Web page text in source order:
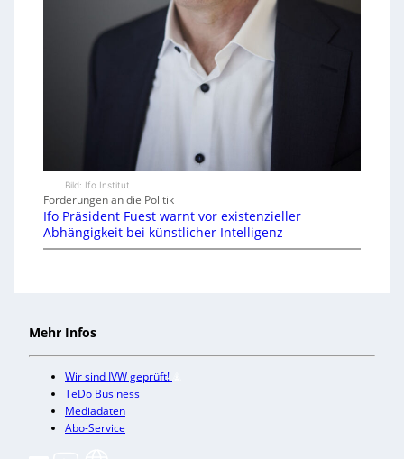
Bild: Ifo Institut
Forderungen an die Politik
Ifo Präsident Fuest warnt vor existenzieller
Abhängigkeit bei künstlicher Intelligenz
Mehr Infos
Wir sind IVW geprüft!
TeDo Business
Mediadaten
Abo-Service